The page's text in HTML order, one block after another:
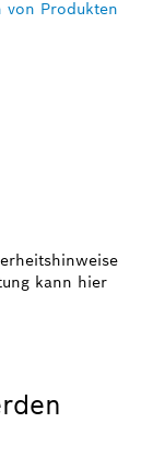
von Produkten
kann hier